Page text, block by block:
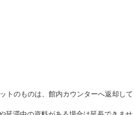
のものは、館内カウンターへ返却して